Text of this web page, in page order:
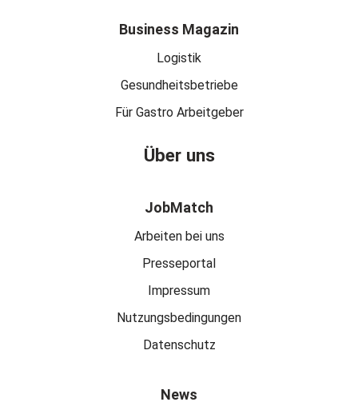
Business Magazin
Logistik
Gesundheitsbetriebe
Für Gastro Arbeitgeber
Über uns
JobMatch
Arbeiten bei uns
Presseportal
Impressum
Nutzungsbedingungen
Datenschutz
News